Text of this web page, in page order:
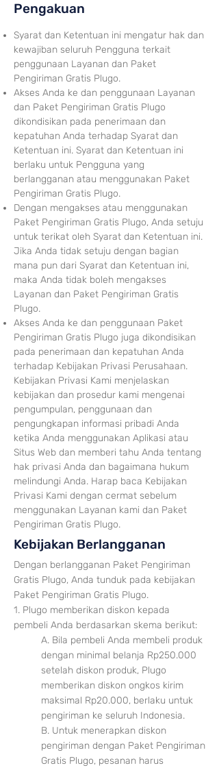
Pengakuan
Syarat dan Ketentuan ini mengatur hak dan
kewajiban seluruh Pengguna terkait
penggunaan Layanan dan Paket
Pengiriman Gratis Plugo.
Akses Anda ke dan penggunaan Layanan
dan Paket Pengiriman Gratis Plugo
dikondisikan pada penerimaan dan
kepatuhan Anda terhadap Syarat dan
Ketentuan ini. Syarat dan Ketentuan ini
berlaku untuk Pengguna yang
berlangganan atau menggunakan Paket
Pengiriman Gratis Plugo.
Dengan mengakses atau menggunakan
Paket Pengiriman Gratis Plugo, Anda setuju
untuk terikat oleh Syarat dan Ketentuan ini.
Jika Anda tidak setuju dengan bagian
mana pun dari Syarat dan Ketentuan ini,
maka Anda tidak boleh mengakses
Layanan dan Paket Pengiriman Gratis
Plugo.
Akses Anda ke dan penggunaan Paket
Pengiriman Gratis Plugo juga dikondisikan
pada penerimaan dan kepatuhan Anda
terhadap Kebijakan Privasi Perusahaan.
Kebijakan Privasi Kami menjelaskan
kebijakan dan prosedur kami mengenai
pengumpulan, penggunaan dan
pengungkapan informasi pribadi Anda
ketika Anda menggunakan Aplikasi atau
Situs Web dan memberi tahu Anda tentang
hak privasi Anda dan bagaimana hukum
melindungi Anda. Harap baca Kebijakan
Privasi Kami dengan cermat sebelum
menggunakan Layanan kami dan Paket
Pengiriman Gratis Plugo.
Kebijakan Berlangganan
Dengan berlangganan Paket Pengiriman
Gratis Plugo, Anda tunduk pada kebijakan
Paket Pengiriman Gratis Plugo.
1. Plugo memberikan diskon kepada
pembeli Anda berdasarkan skema berikut:
A. Bila pembeli Anda membeli produk
dengan minimal belanja Rp250.000
setelah diskon produk, Plugo
memberikan diskon ongkos kirim
maksimal Rp20.000, berlaku untuk
pengiriman ke seluruh Indonesia.
B. Untuk menerapkan diskon
pengiriman dengan Paket Pengiriman
Gratis Plugo, pesanan harus